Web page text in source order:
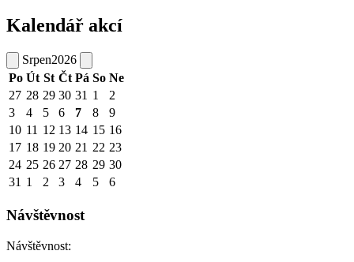
Kalendář akcí
Srpen2026
Po Út St Čt Pá So Ne
27 28 29 30 31 1
2
3
4 5 6 7 8
9
10 11 12 13 14 15 16
17 18 19 20 21 22 23
24 25 26 27 28 29 30
31 1 2 3 4 5 6
Návštěvnost
Návštěvnost: